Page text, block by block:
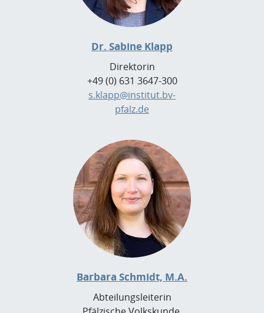
Dr. Sabine Klapp
Direktorin
+49 (0) 631 3647-300
s.klapp@institut.bv-
pfalz.de
Barbara Schmidt, M.A.
Abteilungsleiterin